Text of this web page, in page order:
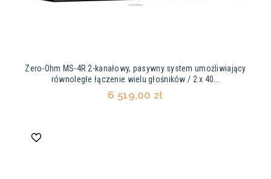
Zero-Ohm MS-4R 2-kanałowy, pasywny system umożliwiający
równoległe łączenie wielu głośników / 2 x 40...
6 519,00 zł